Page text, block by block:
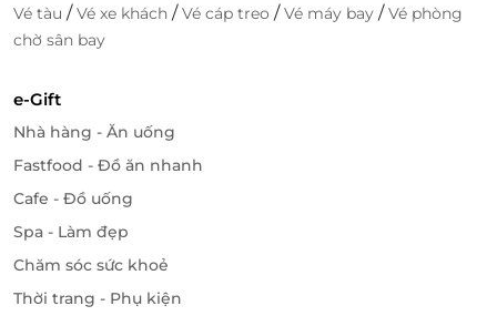
Vé tàu /Vé xe khách /Vé cáp treo /Vé máy bay /Vé phòng
chờ sân bay
e-Gift
Nhà hàng - Ăn uống
Fastfood - Đồ ăn nhanh
Cafe - Đồ uống
Spa - Làm đẹp
Chăm sóc sức khoẻ
Thời trang - Phụ kiện